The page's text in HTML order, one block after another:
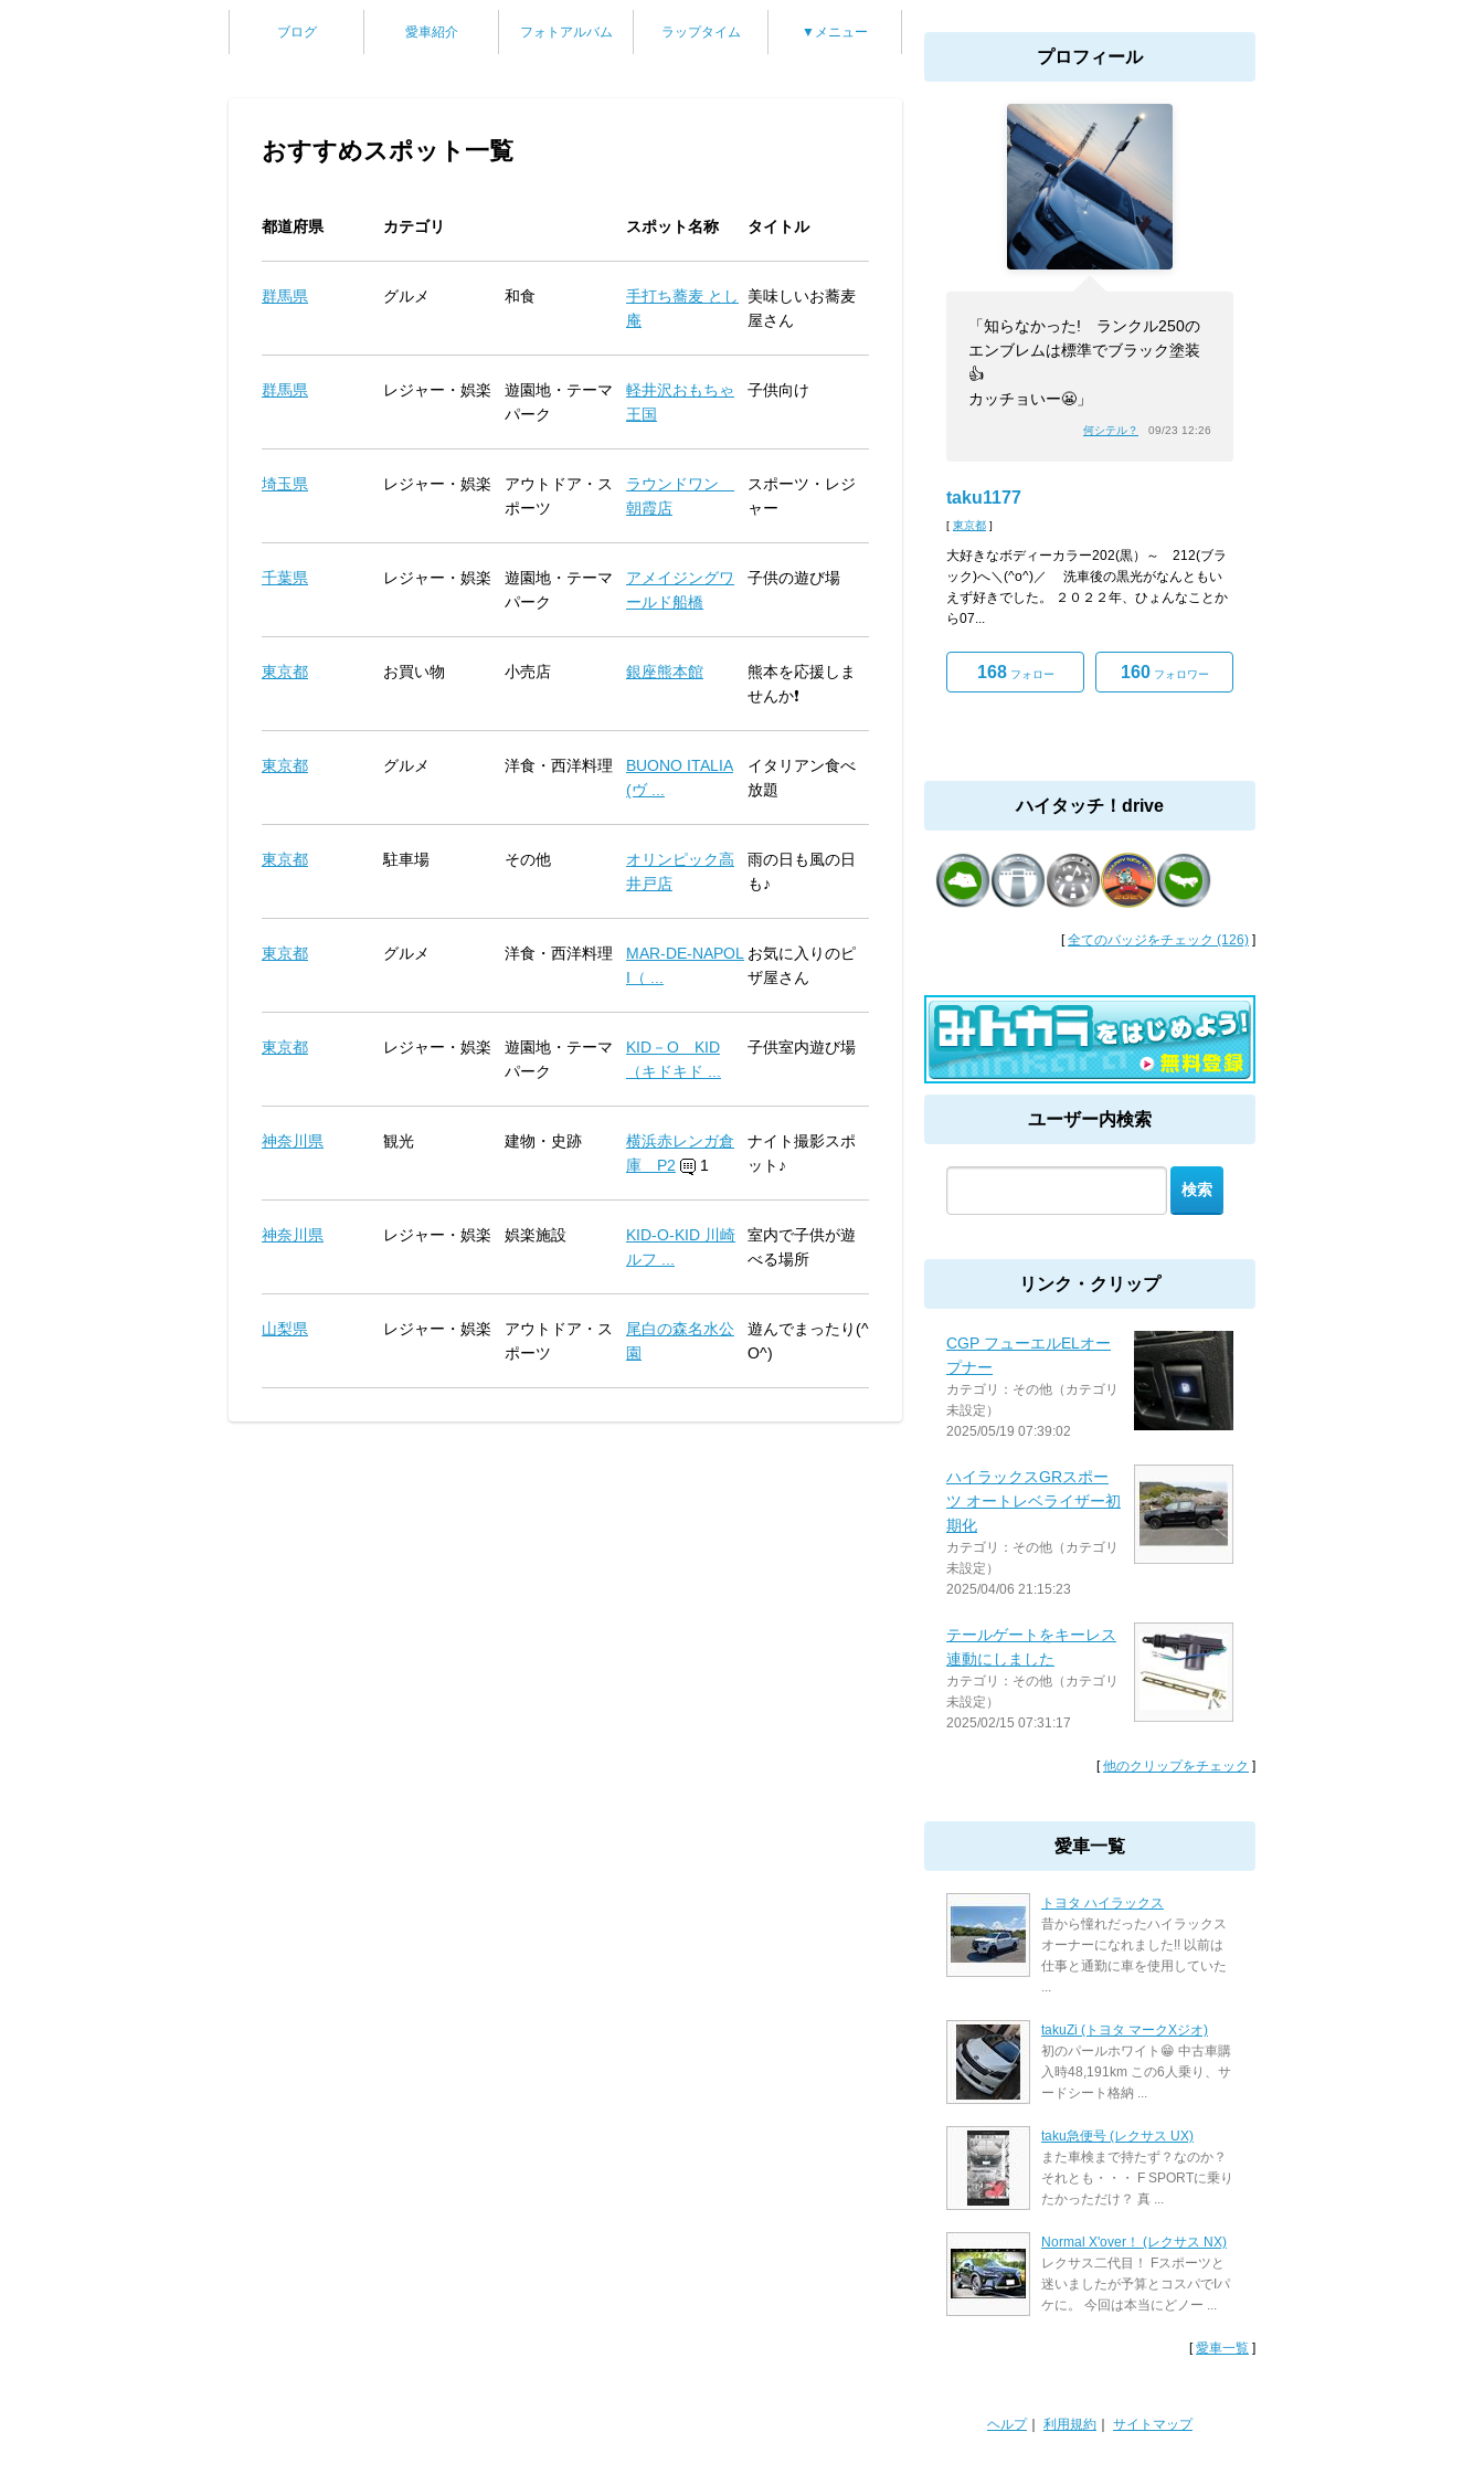
ブログ 愛車紹介 フォトアルバム ラップタイム ▼メニュー
おすすめスポット一覧
都道府県 カテゴリ スポット名称 タイトル
群馬県 グルメ 和食
手打ち蕎麦 とし
庵
美味しいお蕎麦
屋さん
群馬県 レジャー・娯楽
遊園地・テーマ
パーク
軽井沢おもちゃ
王国
子供向け
埼玉県 レジャー・娯楽
アウトドア・ス
ポーツ
ラウンドワン
朝霞店
スポーツ・レジ
ャー
千葉県 レジャー・娯楽
遊園地・テーマ
パーク
アメイジングワ
ールド船橋
子供の遊び場
東京都 お買い物 小売店 銀座熊本館
熊本を応援しま
せんか❗
東京都 グルメ 洋食・西洋料理
BUONO ITALIA
(ヴ ...
イタリアン食べ
放題
東京都 駐車場 その他
オリンピック高
井戸店
雨の日も風の日
も♪
東京都 グルメ 洋食・西洋料理
MAR-DE-NAPOL
I（ ...
お気に入りのピ
ザ屋さん
東京都 レジャー・娯楽
遊園地・テーマ
パーク
KID－O KID
（キドキド ...
子供室内遊び場
神奈川県 観光 建物・史跡
横浜赤レンガ倉
庫 P2
1
ナイト撮影スポ
ット♪
神奈川県 レジャー・娯楽 娯楽施設
KID-O-KID 川崎
ルフ ...
室内で子供が遊
べる場所
山梨県 レジャー・娯楽
アウトドア・ス
ポーツ
尾白の森名水公
園
遊んでまったり(^
O^)
プロフィール
「知らなかった! ランクル250の
エンブレムは標準でブラック塗装
👍
カッチョいー😬」
何シテル？ 09/23 12:26
taku1177
[ 東京都 ]
大好きなボディーカラー202(黒）～ 212(ブラ
ック)へ＼(^o^)／ 洗車後の黒光がなんともい
えず好きでした。 ２０２２年、ひょんなことか
ら07...
168フォロー 160フォロワー
ハイタッチ！drive
[全てのバッジをチェック (126) ]
ユーザー内検索
リンク・クリップ
CGP フューエルELオー
プナー
カテゴリ：その他（カテゴリ
未設定）
2025/05/19 07:39:02
ハイラックスGRスポー
ツ オートレベライザー初
期化
カテゴリ：その他（カテゴリ
未設定）
2025/04/06 21:15:23
テールゲートをキーレス
連動にしました
カテゴリ：その他（カテゴリ
未設定）
2025/02/15 07:31:17
[他のクリップをチェック ]
愛車一覧
トヨタ ハイラックス
昔から憧れだったハイラックス
オーナーになれました!! 以前は
仕事と通勤に車を使用していた
...
takuZi (トヨタ マークXジオ)
初のパールホワイト😁 中古車購
入時48,191km この6人乗り、サ
ードシート格納 ...
taku急便号 (レクサス UX)
また車検まで持たず？なのか？
それとも・・・ F SPORTに乗り
たかっただけ？ 真 ...
Normal X'over！ (レクサス NX)
レクサス二代目！ Fスポーツと
迷いましたが予算とコスパでIパ
ケに。 今回は本当にどノー ...
[愛車一覧 ]
ヘルプ｜ 利用規約 サイトマップ